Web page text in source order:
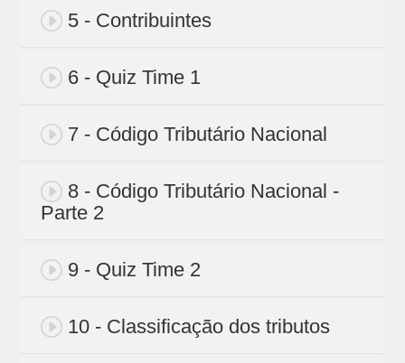
5 - Contribuintes
6 - Quiz Time 1
7 - Código Tributário Nacional
8 - Código Tributário Nacional -
Parte 2
9 - Quiz Time 2
10 - Classificação dos tributos